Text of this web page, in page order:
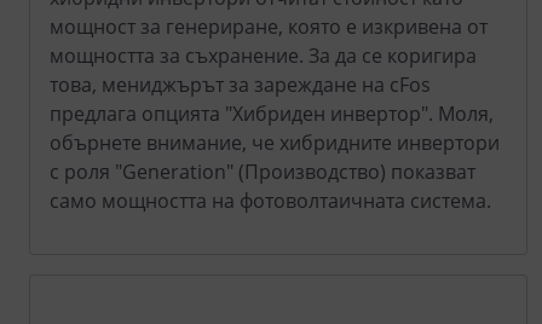
мощност за генериране, която е изкривена от
мощността за съхранение. За да се коригира
това, мениджърът за зареждане на cFos
предлага опцията "Хибриден инвертор". Моля,
обърнете внимание, че хибридните инвертори
с роля "Generation" (Производство) показват
само мощността на фотоволтаичната система.